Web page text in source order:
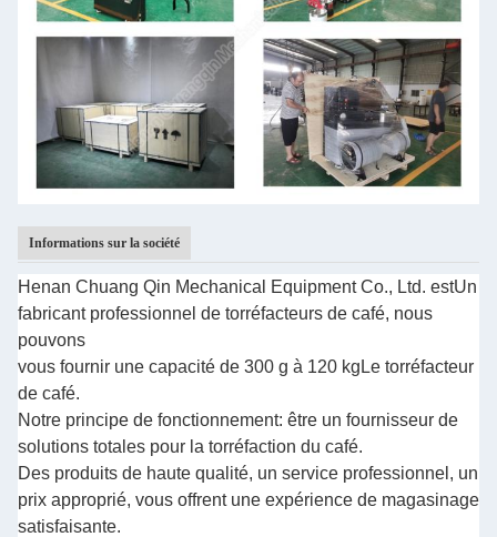
Informations sur la société
Henan Chuang Qin Mechanical Equipment Co., Ltd. estUn
fabricant professionnel de torréfacteurs de café, nous
pouvons
vous fournir une capacité de 300 g à 120 kg Le torréfacteur
de café.
Notre principe de fonctionnement: être un fournisseur de
solutions totales pour la torréfaction du café.
Des produits de haute qualité, un service professionnel, un
prix approprié, vous offrent une expérience de magasinage
satisfaisante.